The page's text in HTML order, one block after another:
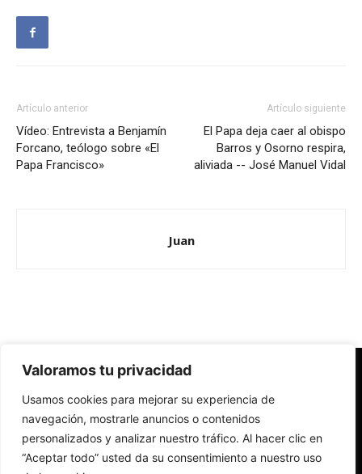
Valoramos tu privacidad
Usamos cookies para mejorar su experiencia de
navegación, mostrarle anuncios o contenidos
personalizados y analizar nuestro tráfico. Al hacer clic en
“Aceptar todo” usted da su consentimiento a nuestro uso
Artículo anterior
Vídeo: Entrevista a Benjamín
Forcano, teólogo sobre «El
Papa Francisco»
Artículo siguiente
El Papa deja caer al obispo
Barros y Osorno respira,
aliviada -- José Manuel Vidal
Juan
Redes Cristianas
Una mirada alternativa sobre la Iglesia católica y la sociedad
- Colectivos de Redes Cristianas